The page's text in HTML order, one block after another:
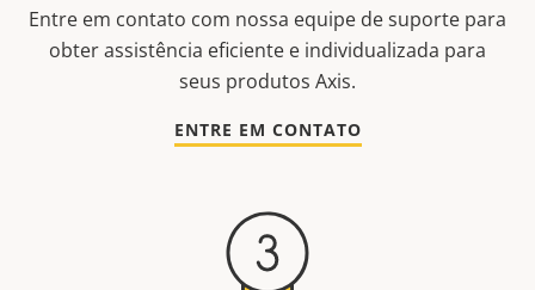
Entre em contato com nossa equipe de suporte para
obter assistência eficiente e individualizada para
seus produtos Axis.
ENTRE EM CONTATO